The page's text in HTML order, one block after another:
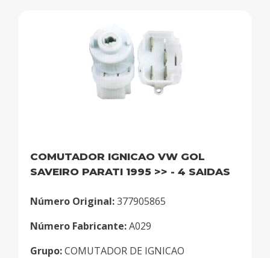
COMUTADOR IGNICAO VW GOL
SAVEIRO PARATI 1995 >> - 4 SAIDAS
Número Original:377905865
Número Fabricante:A029
Grupo:COMUTADOR DE IGNICAO